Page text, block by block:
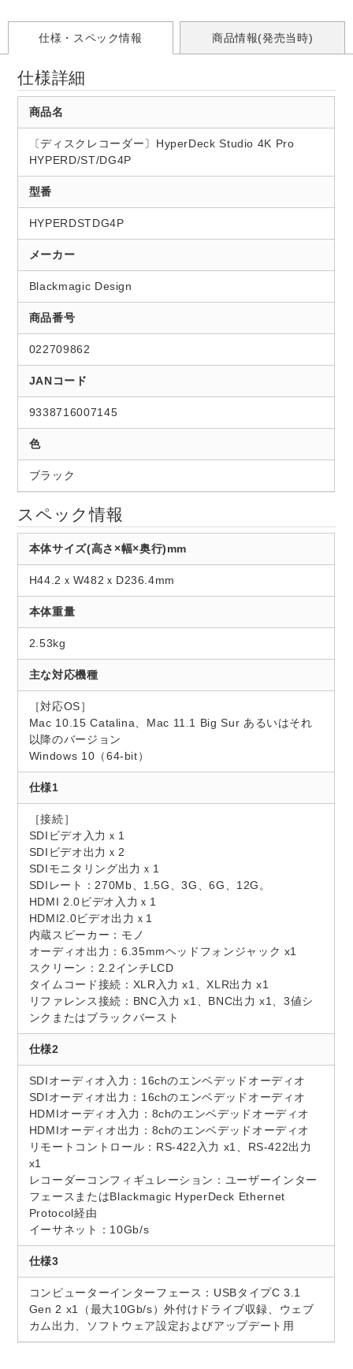
仕様・スペック情報 商品情報(発売当時)
仕様詳細
商品名
〔ディスクレコーダー〕HyperDeck Studio 4K Pro
HYPERD/ST/DG4P
型番
HYPERDSTDG4P
メーカー
Blackmagic Design
商品番号
022709862
JANコード
9338716007145
色
ブラック
スペック情報
本体サイズ(高さ×幅×奥行)mm
H44.2ｘW482ｘD236.4mm
本体重量
2.53kg
主な対応機種
［対応OS］
Mac 10.15 Catalina、Mac 11.1 Big Sur あるいはそれ
以降のバージョン
Windows 10（64-bit）
仕様1
［接続］
SDIビデオ入力ｘ1
SDIビデオ出力ｘ2
SDIモニタリング出力ｘ1
SDIレート：270Mb、1.5G、3G、6G、12G。
HDMI 2.0ビデオ入力ｘ1
HDMI2.0ビデオ出力ｘ1
内蔵スピーカー：モノ
オーディオ出力：6.35mmヘッドフォンジャック x1
スクリーン：2.2インチLCD
タイムコード接続：XLR入力 x1、XLR出力 x1
リファレンス接続：BNC入力 x1、BNC出力 x1、3値シ
ンクまたはブラックバースト
仕様2
SDIオーディオ入力：16chのエンベデッドオーディオ
SDIオーディオ出力：16chのエンベデッドオーディオ
HDMIオーディオ入力：8chのエンベデッドオーディオ
HDMIオーディオ出力：8chのエンベデッドオーディオ
リモートコントロール：RS-422入力 x1、RS-422出力
x1
レコーダーコンフィギュレーション：ユーザーインター
フェースまたはBlackmagic HyperDeck Ethernet
Protocol経由
イーサネット：10Gb/s
仕様3
コンピューターインターフェース：USBタイプC 3.1
Gen 2 x1（最大10Gb/s）外付けドライブ収録、ウェブ
カム出力、ソフトウェア設定およびアップデート用